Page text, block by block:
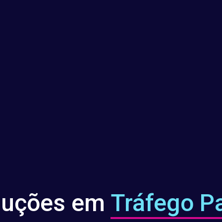
em Tráfego